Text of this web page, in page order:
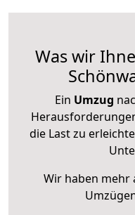
Was wir
Ein Umzug
die Last zu
Wir haben mehr